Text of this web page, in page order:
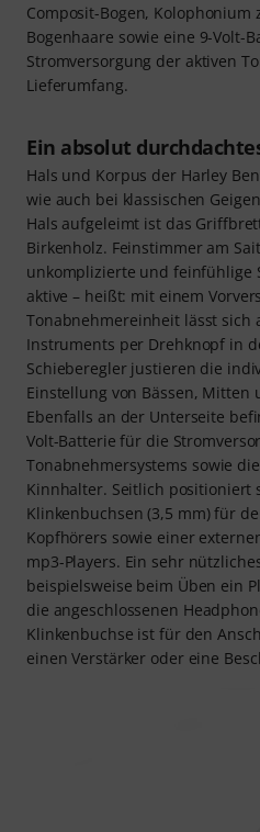
Composit-Bogen, Kolophonium
Bogenhaare sowie eine 9-Volt-
Stromversorgung der aktiven
Lieferumfang.
Ein absolut
Hals und Korpus der Harley
wie auch bei klassischen
Hals aufgeleimt ist das
Birkenholz. Feinstimmer am
unkomplizierte und feinfühlige
aktive – heißt: mit einem
Tonabnehmereinheit lässt sich
Instruments per Drehknopf in
Schieberegler justieren die
Einstellung von Bässen, Mitten
Ebenfalls an der Unterseite
Volt-Batterie für die
Tonabnehmersystems sowie
Kinnhalter. Seitlich positioniert
Klinkenbuchsen (3,5 mm) für
Kopfhörers sowie einer
mp3-Players. Ein sehr
beispielsweise beim Üben ein
die angeschlossenen
Klinkenbuchse ist für den
einen Verstärker oder eine